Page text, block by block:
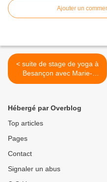
Ajouter un
< suite de stage de yoga à
Besançon avec Marie-
Agnès Bergeon
Hébergé par Overblog
Top articles
Pages
Contact
Signaler un abus